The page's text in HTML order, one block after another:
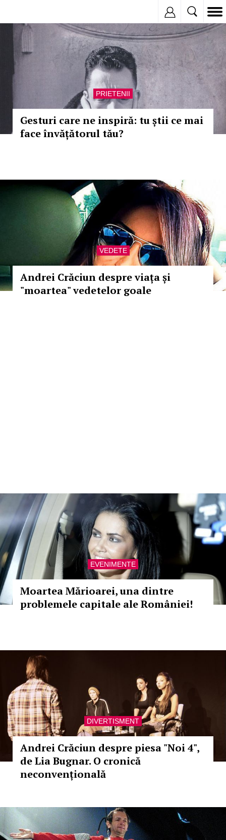
PRIETENII
Gesturi care ne inspiră: tu știi ce mai
face învățătorul tău?
VEDETE
Andrei Crăciun despre viața și
"moartea" vedetelor goale
EVENIMENTE
Moartea Mărioarei, una dintre
problemele capitale ale României!
DIVERTISMENT
Andrei Crăciun despre piesa "Noi 4",
de Lia Bugnar. O cronică
neconvențională